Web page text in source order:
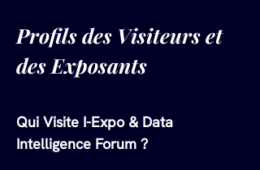
Profils des Visiteurs et
des Exposants
Qui Visite I-Expo & Data
Intelligence Forum ?